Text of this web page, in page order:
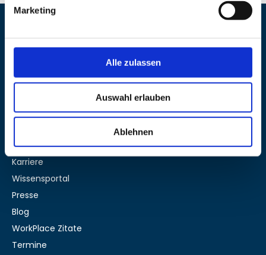
Marketing
Alle zulassen
Auswahl erlauben
Ablehnen
NÜTZLICHE LINKS
Home
Expertise
Kunden
Karriere
Wissensportal
Presse
Blog
WorkPlace Zitate
Termine